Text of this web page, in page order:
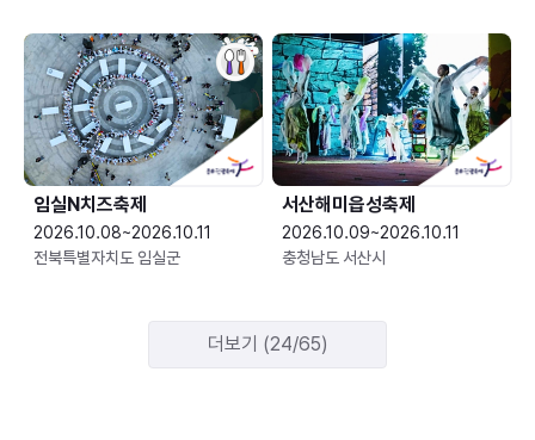
임실N치즈축제
2026.10.08~2026.10.11
전북특별자치도 임실군
서산해미읍성축제
2026.10.09~2026.10.11
충청남도 서산시
더보기 (24/65)